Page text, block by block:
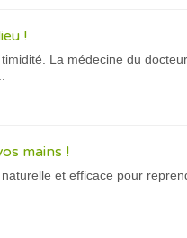
!
La médecine du
mains !
et efficace pour